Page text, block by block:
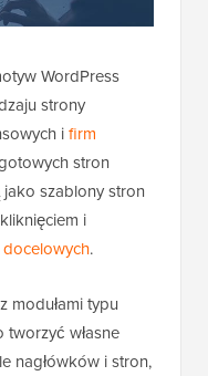
WordPress
strony
ifirm
stron
jako szablony stron
i
.
z modułami typu
tworzyć własne
nagłówków i stron,